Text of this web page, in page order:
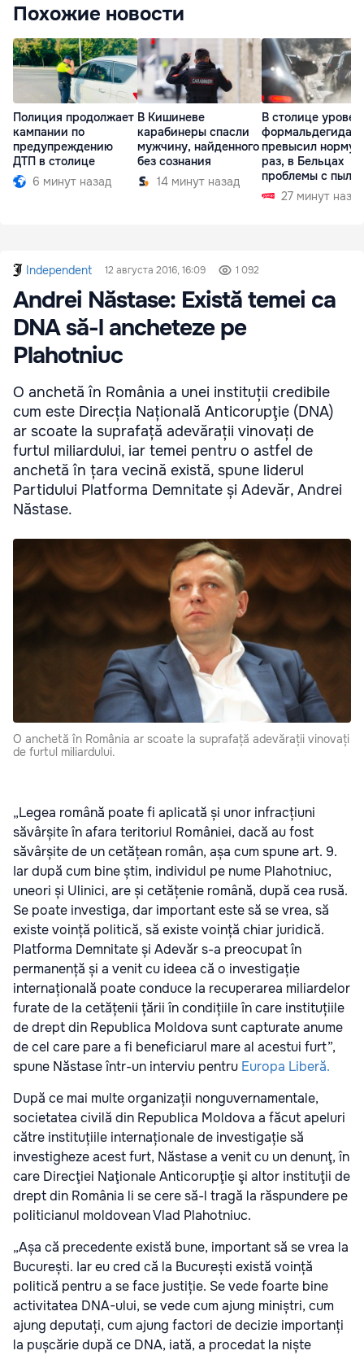
Похожие новости
Полиция продолжает
кампании по
предупреждению
ДТП в столице
6 минут назад
В Кишиневе
карабинеры спасли
мужчину, найденного
без сознания
14 минут назад
В столице
формальдегида
превысил норму
раз, в Бельцах
проблемы с
27 минут назад
Independent 12 августа 2016, 16:09 1 092
Andrei Năstase: Există temei ca
DNA să-l ancheteze pe
Plahotniuc
O anchetă în România a unei instituții credibile
cum este Direcția Națională Anticorupţie (DNA)
ar scoate la suprafață adevărații vinovați de
furtul miliardului, iar temei pentru o astfel de
anchetă în țara vecină există, spune liderul
Partidului Platforma Demnitate și Adevăr, Andrei
Năstase.
O anchetă în România ar scoate la suprafață adevărații vinovați
de furtul miliardului.
„Legea română poate fi aplicată și unor infracțiuni
săvârșite în afara teritoriul României, dacă au fost
săvârșite de un cetățean român, așa cum spune art. 9.
Iar după cum bine știm, individul pe nume Plahotniuc,
uneori și Ulinici, are și cetățenie română, după cea rusă.
Se poate investiga, dar important este să se vrea, să
existe voință politică, să existe voință chiar juridică.
Platforma Demnitate și Adevăr s-a preocupat în
permanență și a venit cu ideea că o investigație
internațională poate conduce la recuperarea miliardelor
furate de la cetățenii țării în condițiile în care instituțiile
de drept din Republica Moldova sunt capturate anume
de cel care pare a fi beneficiarul mare al acestui furt”,
spune Năstase într-un interviu pentru Europa Liberă.
După ce mai multe organizații nonguvernamentale,
societatea civilă din Republica Moldova a făcut apeluri
către instituțiile internaționale de investigație să
investigheze acest furt, Năstase a venit cu un denunţ, în
care Direcţiei Naţionale Anticorupţie şi altor instituţii de
drept din România li se cere să-l tragă la răspundere pe
politicianul moldovean Vlad Plahotniuc.
„Așa că precedente există bune, important să se vrea la
București. Iar eu cred că la București există voință
politică pentru a se face justiție. Se vede foarte bine
activitatea DNA-ului, se vede cum ajung miniștri, cum
ajung deputați, cum ajung factori de decizie importanți
la pușcărie după ce DNA, iată, a procedat la niște